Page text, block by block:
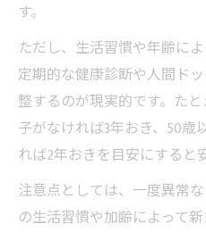
す。
ただし、生活習慣や年齢に
定期的な健康診断や人間ド
整するのが現実的です。た
子がなければ3年おき、50歳
れば2年おきを目安にすると
注意点としては、一度異常
の生活習慣や加齢によって